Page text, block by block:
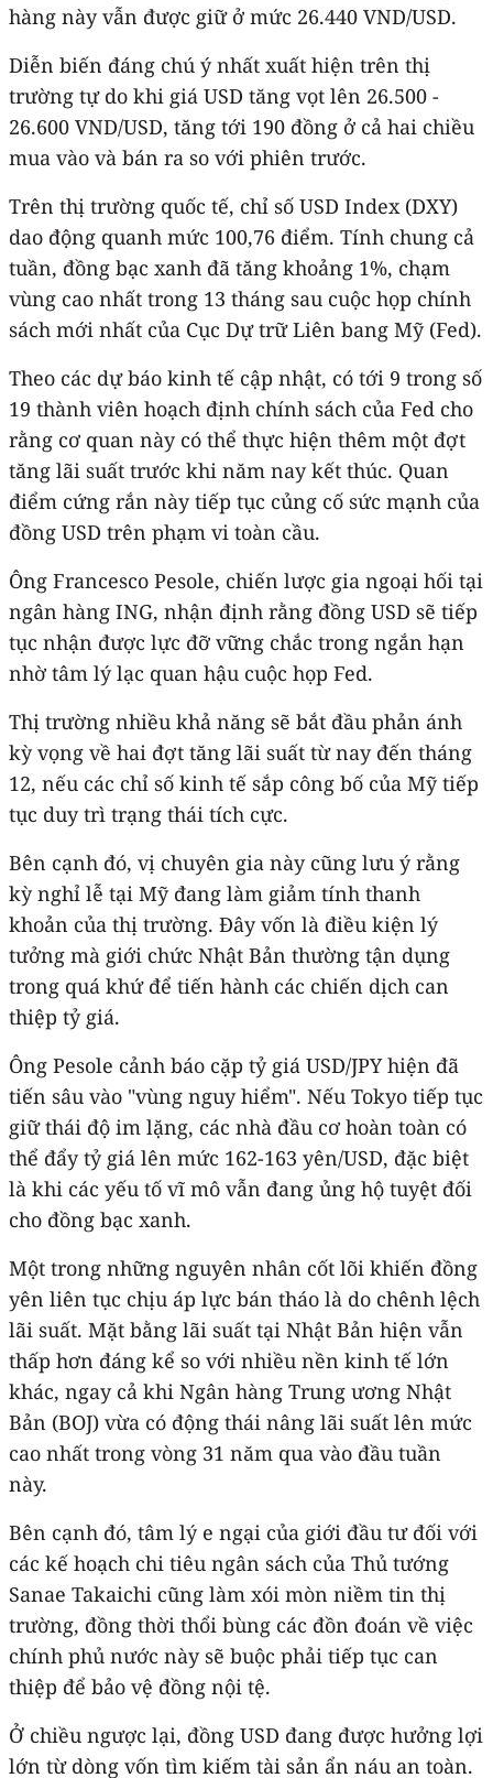
hàng này vẫn được giữ ở mức 26.440 VND/USD.
Diễn biến đáng chú ý nhất xuất hiện trên thị
trường tự do khi giá USD tăng vọt lên 26.500 -
26.600 VND/USD, tăng tới 190 đồng ở cả hai chiều
mua vào và bán ra so với phiên trước.
Trên thị trường quốc tế, chỉ số USD Index (DXY)
dao động quanh mức 100,76 điểm. Tính chung cả
tuần, đồng bạc xanh đã tăng khoảng 1%, chạm
vùng cao nhất trong 13 tháng sau cuộc họp chính
sách mới nhất của Cục Dự trữ Liên bang Mỹ (Fed).
Theo các dự báo kinh tế cập nhật, có tới 9 trong số
19 thành viên hoạch định chính sách của Fed cho
rằng cơ quan này có thể thực hiện thêm một đợt
tăng lãi suất trước khi năm nay kết thúc. Quan
điểm cứng rắn này tiếp tục củng cố sức mạnh của
đồng USD trên phạm vi toàn cầu.
Ông Francesco Pesole, chiến lược gia ngoại hối tại
ngân hàng ING, nhận định rằng đồng USD sẽ tiếp
tục nhận được lực đỡ vững chắc trong ngắn hạn
nhờ tâm lý lạc quan hậu cuộc họp Fed.
Thị trường nhiều khả năng sẽ bắt đầu phản ánh
kỳ vọng về hai đợt tăng lãi suất từ nay đến tháng
12, nếu các chỉ số kinh tế sắp công bố của Mỹ tiếp
tục duy trì trạng thái tích cực.
Bên cạnh đó, vị chuyên gia này cũng lưu ý rằng
kỳ nghỉ lễ tại Mỹ đang làm giảm tính thanh
khoản của thị trường. Đây vốn là điều kiện lý
tưởng mà giới chức Nhật Bản thường tận dụng
trong quá khứ để tiến hành các chiến dịch can
thiệp tỷ giá.
Ông Pesole cảnh báo cặp tỷ giá USD/JPY hiện đã
tiến sâu vào "vùng nguy hiểm". Nếu Tokyo tiếp tục
giữ thái độ im lặng, các nhà đầu cơ hoàn toàn có
thể đẩy tỷ giá lên mức 162-163 yên/USD, đặc biệt
là khi các yếu tố vĩ mô vẫn đang ủng hộ tuyệt đối
cho đồng bạc xanh.
Một trong những nguyên nhân cốt lõi khiến đồng
yên liên tục chịu áp lực bán tháo là do chênh lệch
lãi suất. Mặt bằng lãi suất tại Nhật Bản hiện vẫn
thấp hơn đáng kể so với nhiều nền kinh tế lớn
khác, ngay cả khi Ngân hàng Trung ương Nhật
Bản (BOJ) vừa có động thái nâng lãi suất lên mức
cao nhất trong vòng 31 năm qua vào đầu tuần
này.
Bên cạnh đó, tâm lý e ngại của giới đầu tư đối với
các kế hoạch chi tiêu ngân sách của Thủ tướng
Sanae Takaichi cũng làm xói mòn niềm tin thị
trường, đồng thời thổi bùng các đồn đoán về việc
chính phủ nước này sẽ buộc phải tiếp tục can
thiệp để bảo vệ đồng nội tệ.
Ở chiều ngược lại, đồng USD đang được hưởng lợi
lớn từ dòng vốn tìm kiếm tài sản ẩn náu an toàn.